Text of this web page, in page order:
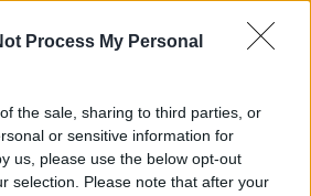
Process My Personal
the sale, sharing to third parties, or
or sensitive information for
us, please use the below opt-out
selection. Please note that after your